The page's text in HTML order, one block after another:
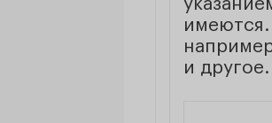
и другое.